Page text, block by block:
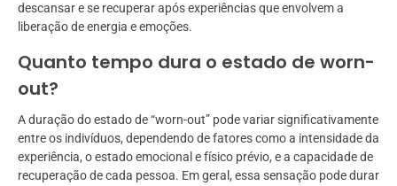
descansar e se recuperar após experiências que envolvem a
liberação de energia e emoções.
Quanto tempo dura o estado de worn-
out?
A duração do estado de “worn-out” pode variar significativamente
entre os indivíduos, dependendo de fatores como a intensidade da
experiência, o estado emocional e físico prévio, e a capacidade de
recuperação de cada pessoa. Em geral, essa sensação pode durar